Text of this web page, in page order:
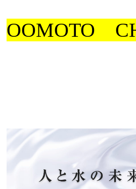
OOMOTO